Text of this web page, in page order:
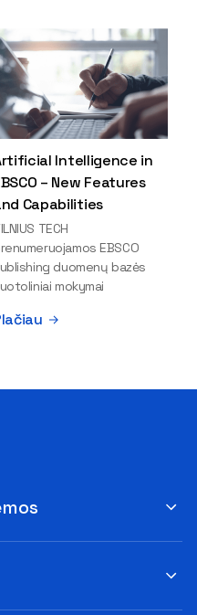
Intelligence in
– New Features
Capabilities
TECH
EBSCO
duomenų bazės
mokymai